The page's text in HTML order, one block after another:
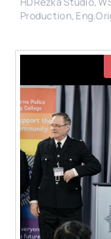
Production,